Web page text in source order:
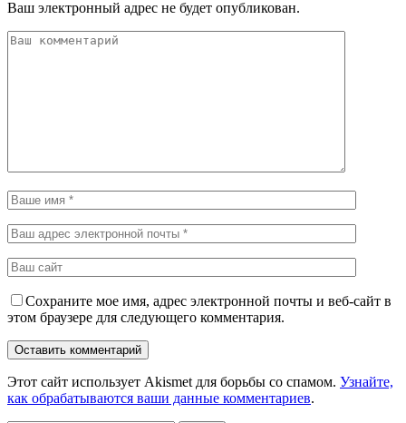
Ваш электронный адрес не будет опубликован.
Сохраните мое имя, адрес электронной почты и веб-сайт в
этом браузере для следующего комментария.
Этот сайт использует Akismet для борьбы со спамом. Узнайте,
как обрабатываются ваши данные комментариев.